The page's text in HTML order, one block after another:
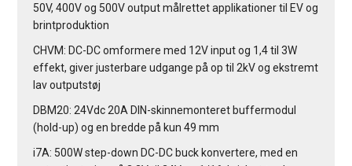
50V, 400V og 500V output målrettet applikationer til EV og
brintproduktion
CHVM: DC-DC omformere med 12V input og 1,4 til 3W
effekt, giver justerbare udgange på op til 2kV og ekstremt
lav outputstøj
DBM20: 24Vdc 20A DIN-skinnemonteret buffermodul
(hold-up) og en bredde på kun 49 mm
i7A: 500W step-down DC-DC buck konvertere, med en